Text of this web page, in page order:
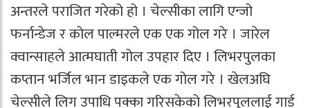
अन्तरले पराजित गरेको हो । चेल्सीका लागि एन्जो
फर्नान्डेज र कोल पाल्मरले एक एक गोल गरे । जारेल
क्वान्साहले आत्मघाती गोल उपहार दिए । लिभरपुलका
कप्तान भर्जिल भान डाइकले एक गोल गरे । खेलअघि
चेल्सीले लिग उपाधि पक्का गरिसकेको लिभरपुललाई गार्ड